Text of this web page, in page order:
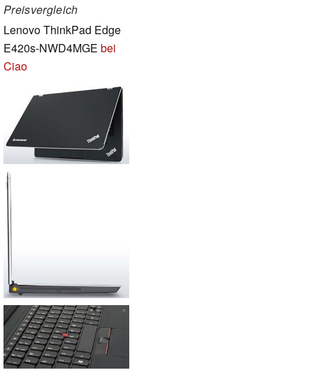
Preisvergleich
Lenovo ThinkPad Edge
E420s-NWD4MGE bei
Ciao